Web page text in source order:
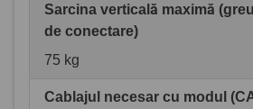
Sarcina verticală maximă
de conectare)
75 kg
Cablajul necesar cu modul